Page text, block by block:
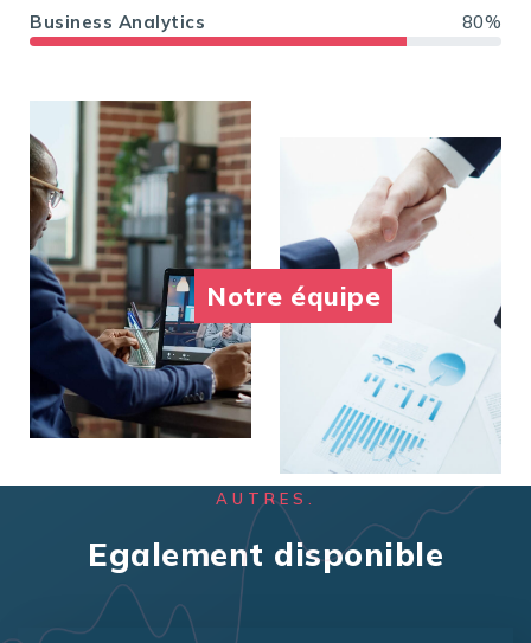
Business Analytics 80%
Notre équipe
AUTRES.
Egalement disponible